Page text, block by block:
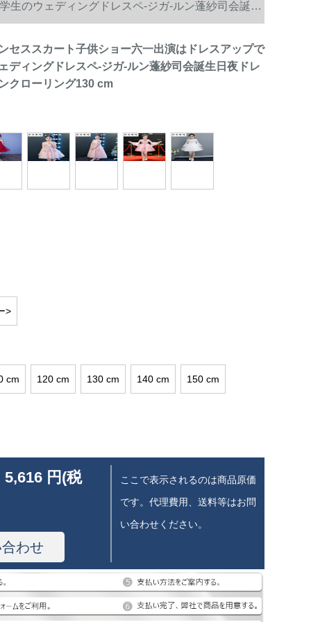
生のウェディングドレスペ-ジガ-ルン蓬紗司会誕生
セススカート子供ショー六一出演はドレスアップで
ディングドレスペ-ジガ-ルン蓬紗司会誕生日夜ドレ
クローリング130 cm
>
cm 120 cm 130 cm 140 cm 150 cm
5,616 円(税
わせ
ここで表示されるのは商品原価
です。代理費用、送料等はお問
い合わせください。